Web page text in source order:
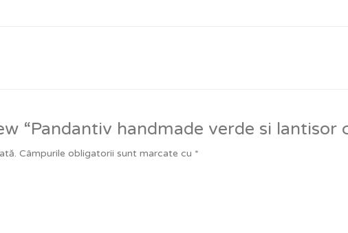
“Pandantiv handmade verde si lantisor
Câmpurile obligatorii sunt marcate cu *